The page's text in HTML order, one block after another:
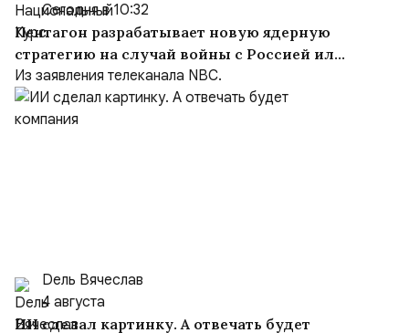
Сегодня в 10:32
Пентагон разрабатывает новую ядерную
стратегию на случай войны с Россией или
Китаем
Из заявления телеканала NBC.
Dель Вячеслав
4 августа
ИИ сделал картинку. А отвечать будет